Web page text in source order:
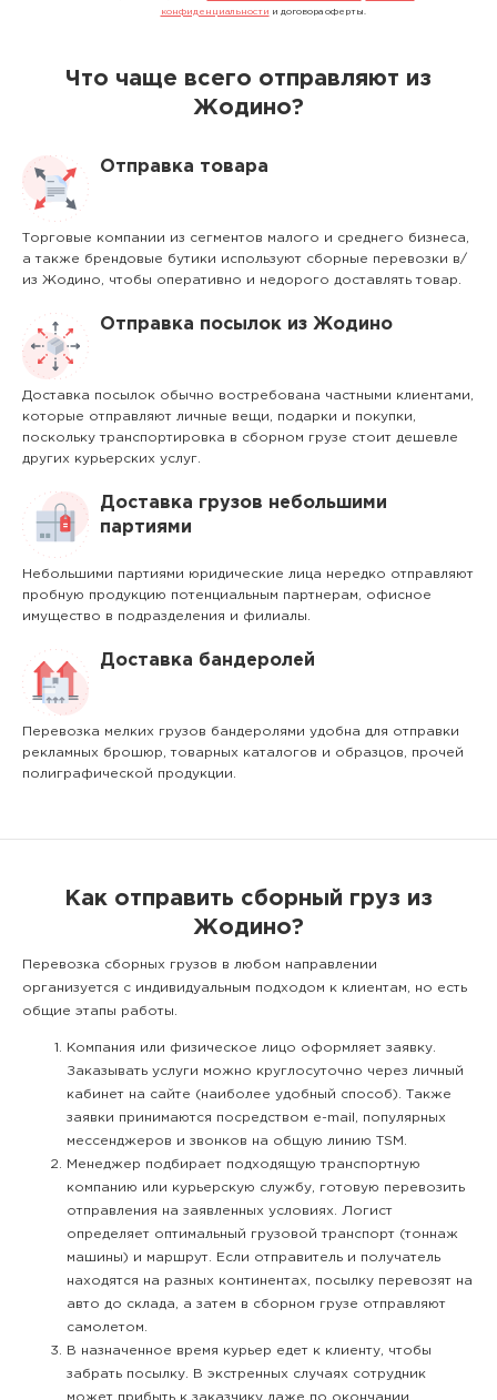
конфиденциальности и договора оферты.
Что чаще всего отправляют из
Жодино?
Отправка товара
Торговые компании из сегментов малого и среднего бизнеса,
а также брендовые бутики используют сборные перевозки в/
из Жодино, чтобы оперативно и недорого доставлять товар.
Отправка посылок из Жодино
Доставка посылок обычно востребована частными клиентами,
которые отправляют личные вещи, подарки и покупки,
поскольку транспортировка в сборном грузе стоит дешевле
других курьерских услуг.
Доставка грузов небольшими
партиями
Небольшими партиями юридические лица нередко отправляют
пробную продукцию потенциальным партнерам, офисное
имущество в подразделения и филиалы.
Доставка бандеролей
Перевозка мелких грузов бандеролями удобна для отправки
рекламных брошюр, товарных каталогов и образцов, прочей
полиграфической продукции.
Как отправить сборный груз из
Жодино?
Перевозка сборных грузов в любом направлении
организуется с индивидуальным подходом к клиентам, но есть
общие этапы работы.
Компания или физическое лицо оформляет заявку.
Заказывать услуги можно круглосуточно через личный
кабинет на сайте (наиболее удобный способ). Также
заявки принимаются посредством e-mail, популярных
мессенджеров и звонков на общую линию TSM.
Менеджер подбирает подходящую транспортную
компанию или курьерскую службу, готовую перевозить
отправления на заявленных условиях. Логист
определяет оптимальный грузовой транспорт (тоннаж
машины) и маршрут. Если отправитель и получатель
находятся на разных континентах, посылку перевозят на
авто до склада, а затем в сборном грузе отправляют
самолетом.
В назначенное время курьер едет к клиенту, чтобы
забрать посылку. В экстренных случаях сотрудник
может прибыть к заказчику даже по окончании